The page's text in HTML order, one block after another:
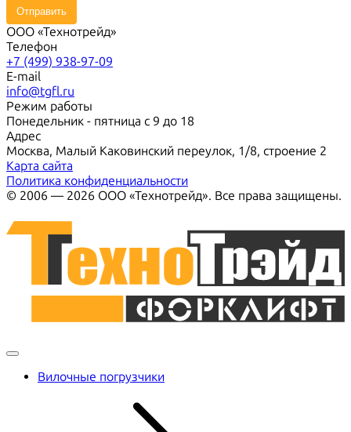
Отправить
ООО «Технотрейд»
Телефон
+7 (499) 938-97-09
E-mail
info@tgfl.ru
Режим работы
Понедельник - пятница с 9 до 18
Адрес
Москва, Малый Каковинский переулок, 1/8, строение 2
Карта сайта
Политика конфиденциальности
© 2006 — 2026 ООО «Технотрейд». Все права защищены.
Вилочные погрузчики